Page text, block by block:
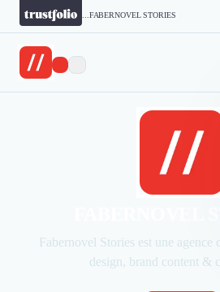
FABERNOVEL STORIES
FABERNOVEL
Fabernovel Stories est une agence
design, brand content &